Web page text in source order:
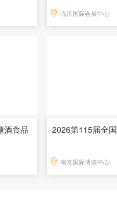
临沂国际会展中心
酒食品
2026第115届全
南京国际博览中心